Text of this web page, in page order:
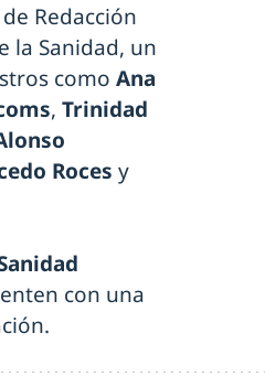
Redacción
la Sanidad, un
como Ana
, Trinidad
Roces y
con una